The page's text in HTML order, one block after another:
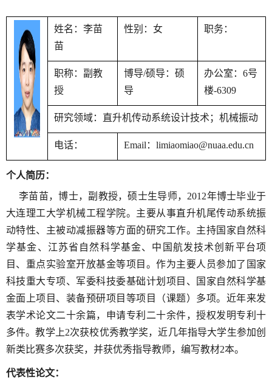
姓名：李苗
苗
性别：女 职务：
职称：副教
授
博导/硕导：硕
导
办公室： 6号
楼-6309
研究领域：直升机传动系统设计技术；机械振动
电话： Email ： limiaomiao@nuaa.edu.cn
个人简历：
李苗苗，博士，副教授，硕士生导师， 2012年博士毕业于
大连理工大学机械工程学院。主要从事直升机尾传动系统振
动特性、主被动减振器等方面的研究工作。主持国家自然科
学基金、江苏省自然科学基金、中国航发技术创新平台项
目、重点实验室开放基金等项目。作为主要人员参加了国家
科技重大专项、军委科技委基础计划项目、国家自然科学基
金面上项目、装备预研项目等项目（课题）多项。近年来发
表学术论文二十余篇，申请专利二十余件，授权发明专利十
多件。教学上2次获校优秀教学奖，近几年指导大学生参加创
新类比赛多次获奖，并获优秀指导教师，编写教材2本。
代表性论文：